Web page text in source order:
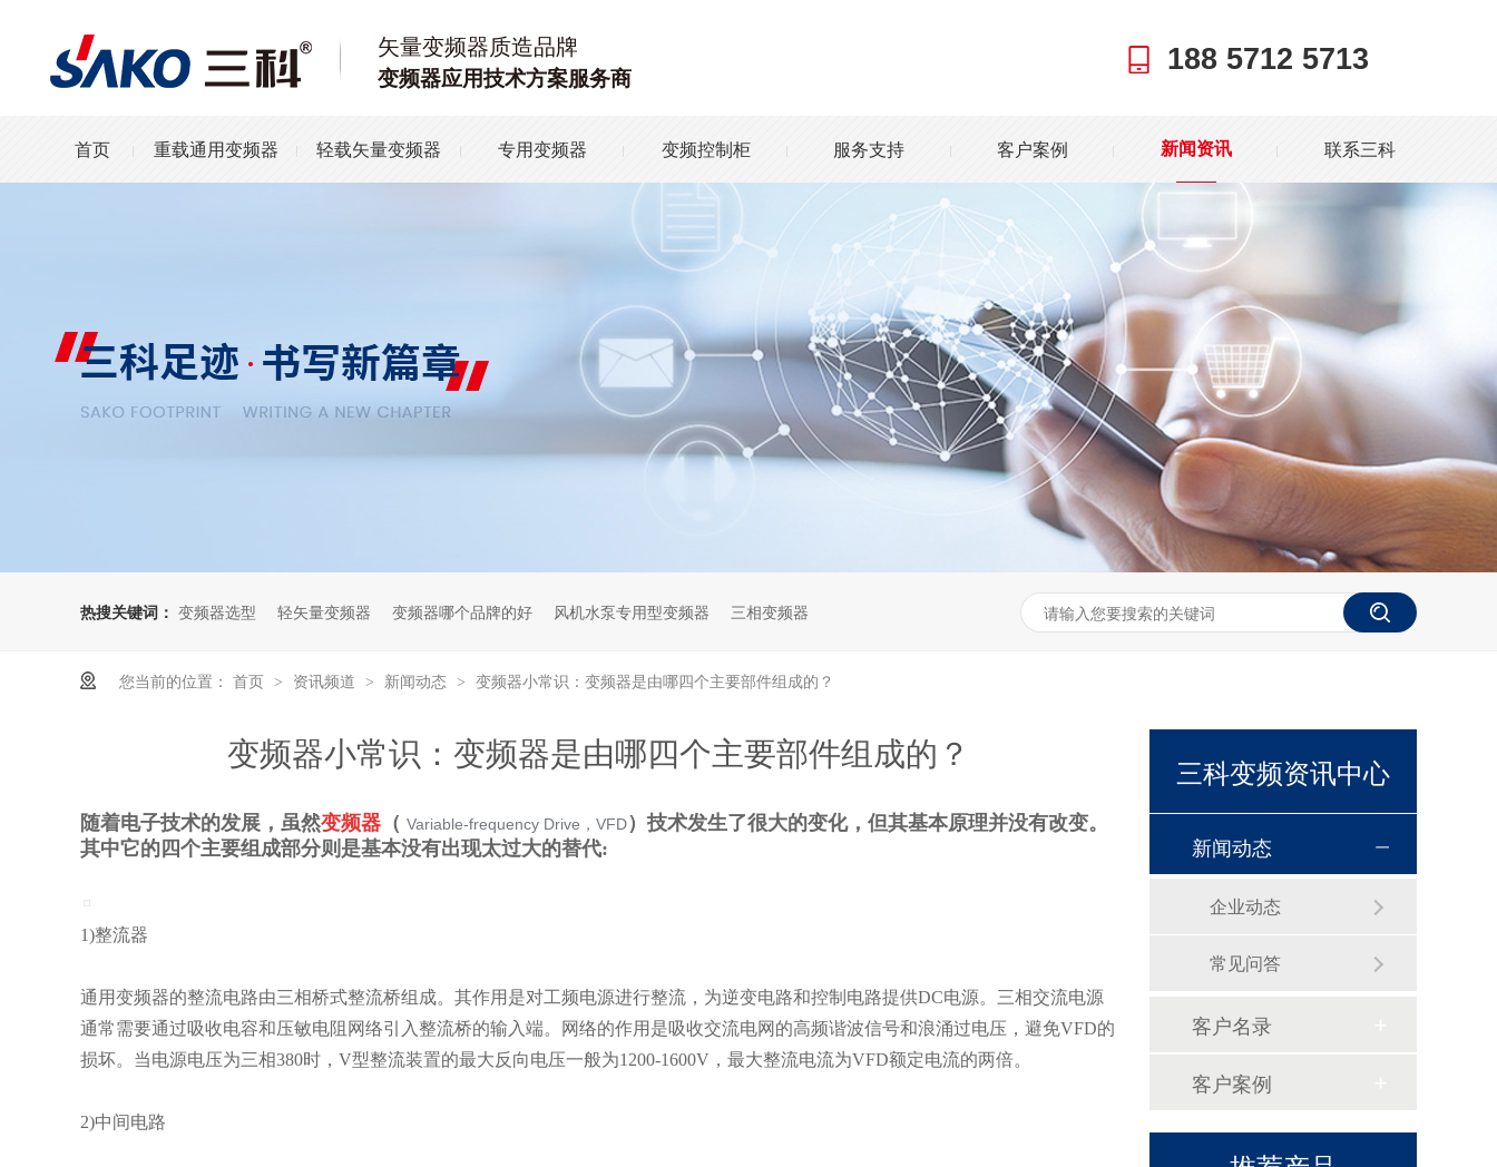
矢量变频器质造品牌
变频器应用技术方案服务商
188 5712 5713
首页 重载通用变频器 轻载矢量变频器 专用变频器 变频控制柜 服务支持 客户案例 新闻资讯 联系三科
热搜关键词： 变频器选型 轻矢量变频器 变频器哪个品牌的好 风机水泵专用型变频器 三相变频器
您当前的位置： 首页 > 资讯频道 > 新闻动态 > 变频器小常识：变频器是由哪四个主要部件组成的？
变频器小常识：变频器是由哪四个主要部件组成的？
随着电子技术的发展，虽然变频器 （ Variable-frequency Drive，VFD）技术发生了很大的变化，但其基本原理并没有改变。
其中它的四个主要组成部分则是基本没有出现太过大的替代:
1)整流器
通用变频器的整流电路由三相桥式整流桥组成。其作用是对工频电源进行整流，为逆变电路和控制电路提供DC电源。三相交流电源
通常需要通过吸收电容和压敏电阻网络引入整流桥的输入端。网络的作用是吸收交流电网的高频谐波信号和浪涌过电压，避免VFD的
损坏。当电源电压为三相380时，V型整流装置的最大反向电压一般为1200-1600V，最大整流电流为VFD额定电流的两倍。
2)中间电路
三科变频资讯中心
新闻动态
企业动态
常见问答
客户名录
客户案例
恒压供水控制柜